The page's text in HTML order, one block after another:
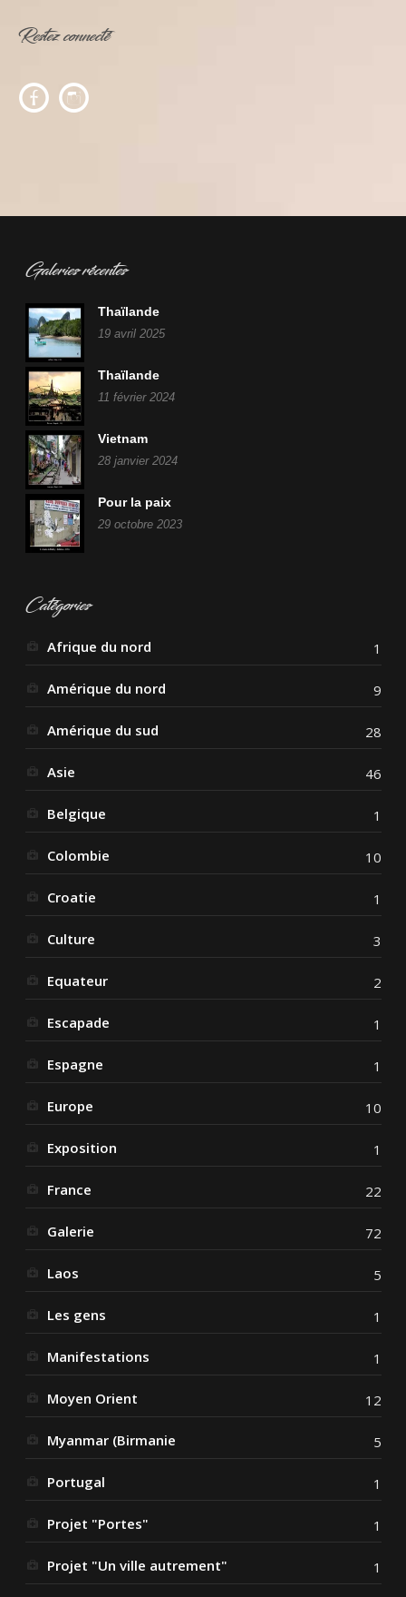
Restez connecté
c f
Galeries récentes
Thaïlande
19 avril 2025
Thaïlande
11 février 2024
Vietnam
28 janvier 2024
Pour la paix
29 octobre 2023
Catégories
Afrique du nord 1
Amérique du nord 9
Amérique du sud 28
Asie 46
Belgique 1
Colombie 10
Croatie 1
Culture 3
Equateur 2
Escapade 1
Espagne 1
Europe 10
Exposition 1
France 22
Galerie 72
Laos 5
Les gens 1
Manifestations 1
Moyen Orient 12
Myanmar (Birmanie 5
Portugal 1
Projet "Portes" 1
Projet "Un ville autrement" 1